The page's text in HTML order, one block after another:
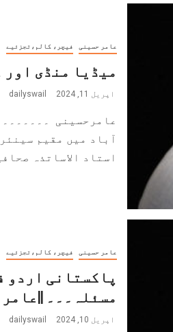
عامر حسینی فیچر، کالم،تجزئیے
میڈیا منڈی
اپریل 11, 2024 dailyswail
عامرحسینی
آباد میں مقیم
استاد الاساتذہ
عامر حسینی فیچر، کالم،تجزئیے
پاکستانی اردو
مسئلہ۔۔۔
اپریل 10, 2024 dailyswail